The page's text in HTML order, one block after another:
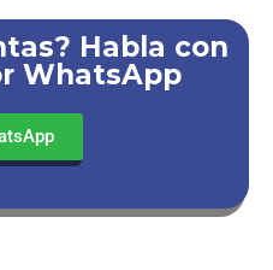
Habla con
WhatsApp